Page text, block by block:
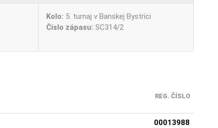
Kolo: 5. turnaj v Banskej Bystrici
Číslo zápasu: SC314/2
REG. ČÍSLO
00013988